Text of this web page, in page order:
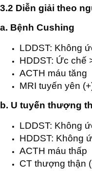
3.2 Diễn giải theo
a. Bệnh Cushing
LDDST: Không
HDDST: Ức chế
ACTH máu tăng
MRI tuyến yên
b. U tuyến thượng
LDDST: Không
HDDST: Không
ACTH máu thấp
CT thượng thận